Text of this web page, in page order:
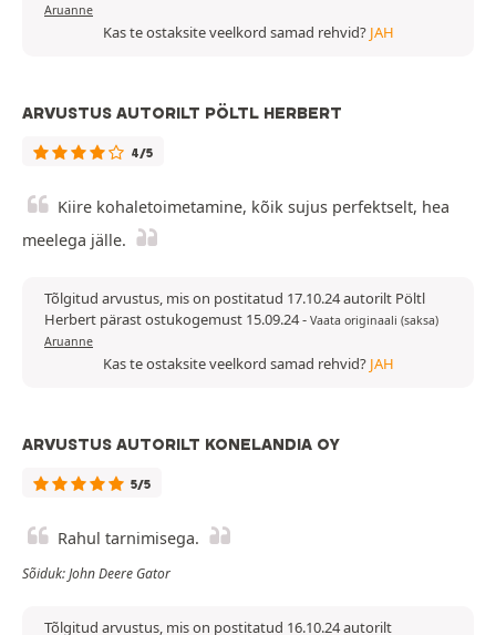
Aruanne
Kas te ostaksite veelkord samad rehvid? JAH
ARVUSTUS AUTORILT PÖLTL HERBERT
4/5
Kiire kohaletoimetamine, kõik sujus perfektselt, hea
meelega jälle.
Tõlgitud arvustus, mis on postitatud 17.10.24 autorilt Pöltl
Herbert pärast ostukogemust 15.09.24- Vaata originaali (saksa)
Aruanne
Kas te ostaksite veelkord samad rehvid? JAH
ARVUSTUS AUTORILT KONELANDIA OY
5/5
Rahul tarnimisega.
Sõiduk: John Deere Gator
Tõlgitud arvustus, mis on postitatud 16.10.24 autorilt